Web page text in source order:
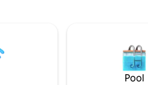
the Castle of Dénia and
Montgó will accompany
What are you waiting for?
Pool